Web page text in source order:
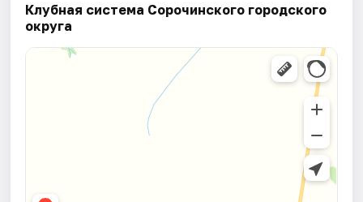
Клубная система Сорочинского городского
округа